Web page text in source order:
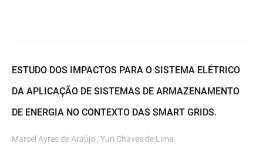
ESTUDO DOS IMPACTOS PARA O SISTEMA ELÉTRICO
DA APLICAÇÃO DE SISTEMAS DE ARMAZENAMENTO
DE ENERGIA NO CONTEXTO DAS SMART GRIDS.
Marcel Ayres de Araújo , Yuri Chaves de Lima